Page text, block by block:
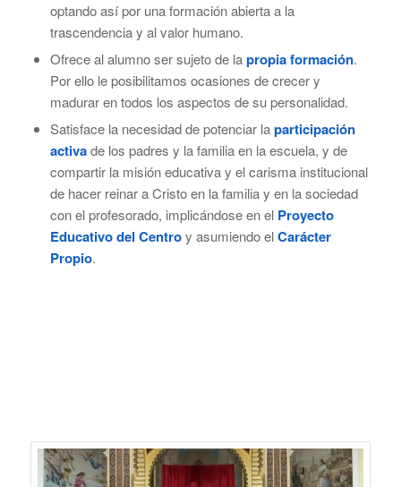
optando así por una formación abierta a la
trascendencia y al valor humano.
Ofrece al alumno ser sujeto de lapropia formación.
Por ello le posibilitamos ocasiones de crecer y
madurar en todos los aspectos de su personalidad.
Satisface la necesidad de potenciar laparticipación
activade los padres y la familia en la escuela, y de
compartir la misión educativa y el carisma institucional
de hacer reinar a Cristo en la familia y en la sociedad
con el profesorado, implicándose en el Proyecto
Educativo del Centroy asumiendo elCarácter
Propio.